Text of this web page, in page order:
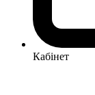
Кабінет